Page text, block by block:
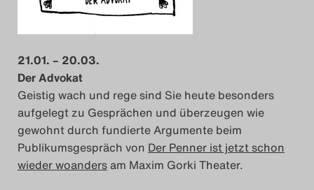
21.01. – 20.03.
Der Advokat
Geistig wach und rege sind Sie heute besonders
aufgelegt zu Gesprächen und überzeugen wie
gewohnt durch fundierte Argumente beim
Publikumsgespräch von Der Penner ist jetzt schon
wieder woanders am Maxim Gorki Theater.